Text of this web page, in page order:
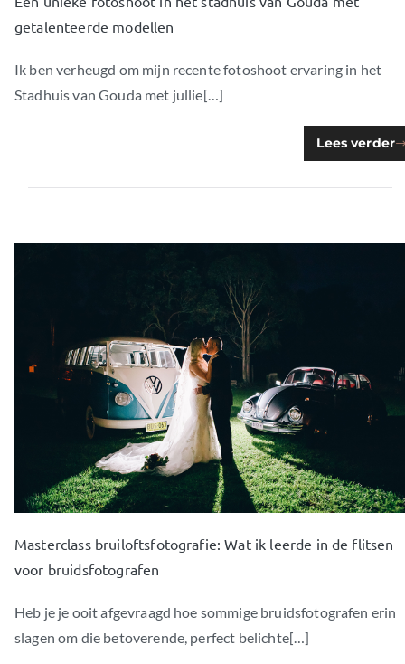
getalenteerde modellen
Ik ben verheugd om mijn recente fotoshoot ervaring in het
Stadhuis van Gouda met jullie[…]
Lees verder
Masterclass bruiloftsfotografie: Wat ik leerde in de flitsen
voor bruidsfotografen
Heb je je ooit afgevraagd hoe sommige bruidsfotografen erin
slagen om die betoverende, perfect belichte[…]